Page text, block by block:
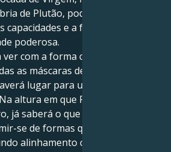
de Plutão, pode levá-lo a
e a fazê-las brilhar
poderosa.
com a forma como nos
as máscaras de falsidade se
lugar para uma voz
altura em que Plutão transitar
já saberá o que é ser capaz de
se de formas que trazem
alinhamento com a sua alma.